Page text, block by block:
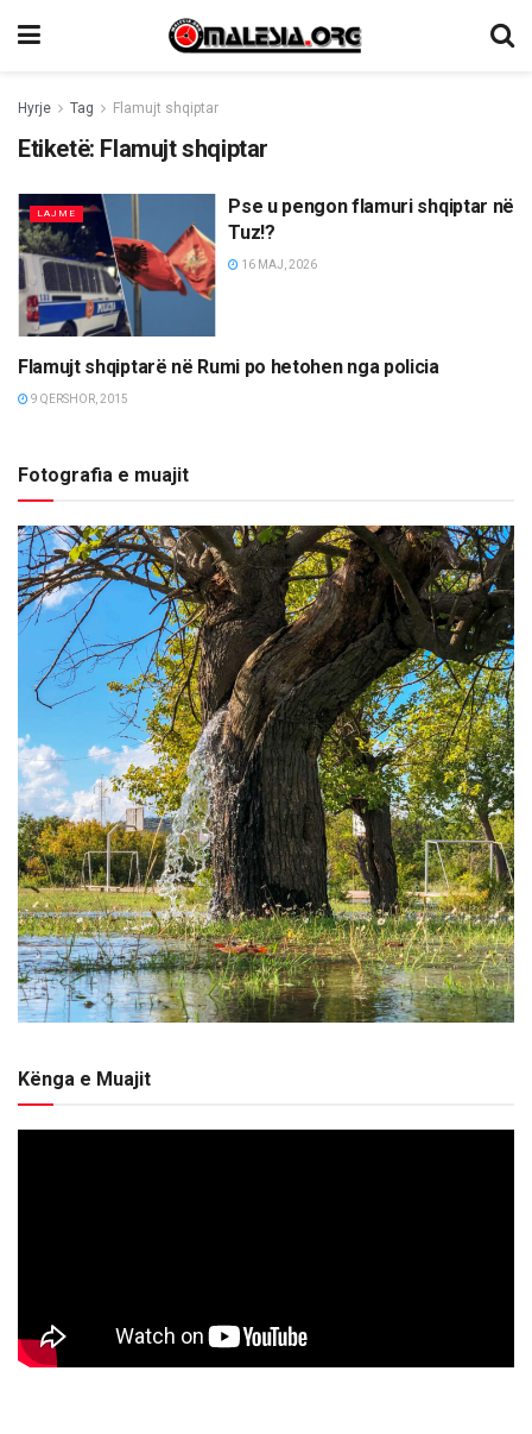
Hyrje Tag Flamujt shqiptar
Etiketë: Flamujt shqiptar
LAJME
Pse u pengon flamuri shqiptar në
Tuz!?
16 MAJ, 2026
LAJME
Flamujt shqiptarë në Rumi po hetohen nga policia
9 QERSHOR, 2015
Fotografia e muajit
Kënga e Muajit